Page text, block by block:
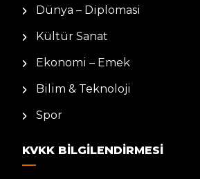
Dünya – Diplomasi
Kültür Sanat
Ekonomi – Emek
Bilim & Teknoloji
Spor
KVKK BILGILENDIRMESI